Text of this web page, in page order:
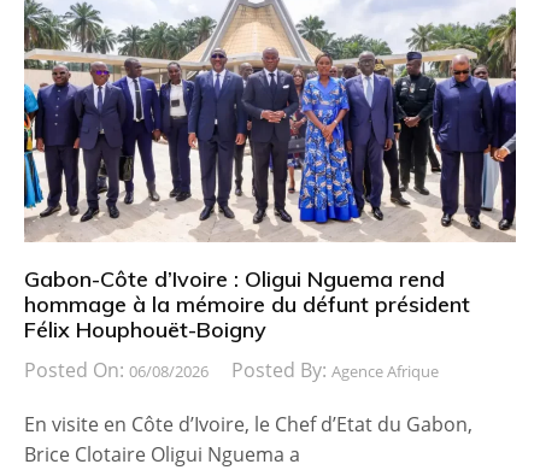
Gabon-Côte d’Ivoire : Oligui Nguema rend
hommage à la mémoire du défunt président
Félix Houphouët-Boigny
Posted On: 06/08/2026 Posted By: Agence Afrique
En visite en Côte d’Ivoire, le Chef d’Etat du Gabon,
Brice Clotaire Oligui Nguema a